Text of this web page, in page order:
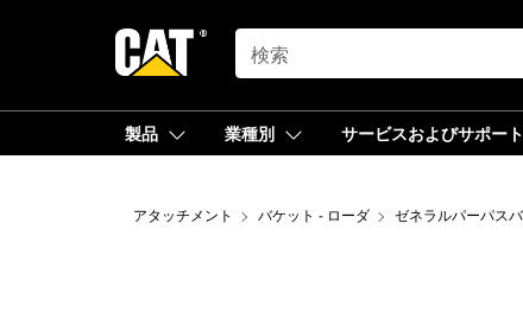
SEARCH
製品 業種別 サービスおよびサポート
アタッチメント バケット - ローダ